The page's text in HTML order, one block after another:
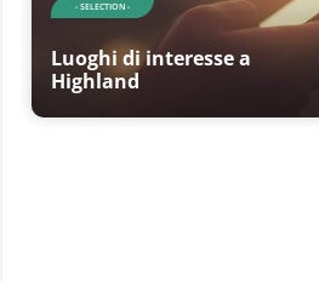
- SELECTION -
Luoghi di interesse a
Highland